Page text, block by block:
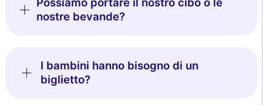
nostre bevande?
I bambini hanno bisogno di un
biglietto?